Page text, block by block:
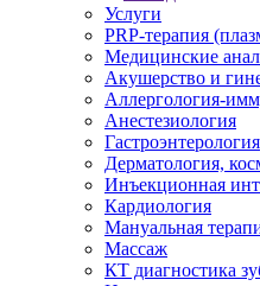
Услуги
PRP-терапия
Медицинские
Акушерство и
Аллергология-
Анестезиология
Гастроэнтерология
Дерматология,
Инъекционная
Кардиология
Мануальная
Массаж
КТ диагностика